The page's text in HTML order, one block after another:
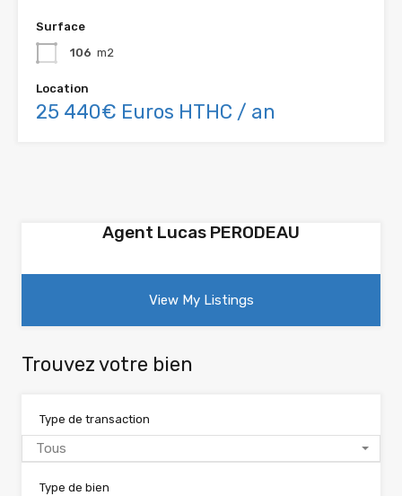
Surface
106 m2
Location
25 440€ Euros HTHC / an
Agent Lucas PERODEAU
View My Listings
Trouvez votre bien
Type de transaction
Tous
Type de bien